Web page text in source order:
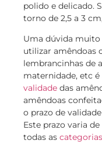
polido e delicado.
torno de 2,5 a 3
Uma dúvida
utilizar amêndoas
lembrancinhas de
maternidade, etc é
validade das
amêndoas
o prazo de
Este prazo varia
todas as categorias